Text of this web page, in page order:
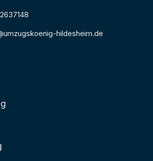
hildesheim.de